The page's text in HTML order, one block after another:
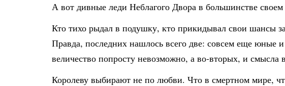
А вот дивные леди Неблагого Двора в большинстве
Кто тихо рыдал в подушку, кто прикидывал свои шансы
Правда, последних нашлось всего две: совсем еще
величество попросту невозможно, а во-вторых, и смысла
Королеву выбирают не по любви. Что в смертном мире,